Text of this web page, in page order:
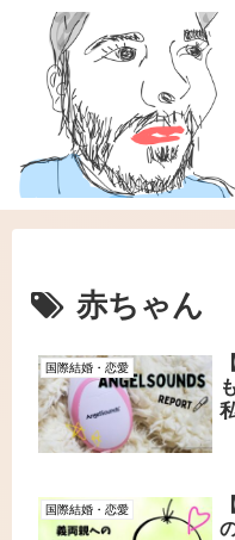
赤ちゃん
国際結婚・恋愛
国際結婚・恋愛